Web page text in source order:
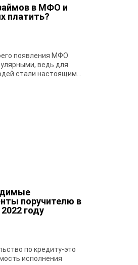
в МФО и
платить?
появления МФО
ведь для
стали настоящим...
поручителю в
году
по кредиту-это
исполнения